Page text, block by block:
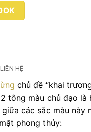
HỆ
chủ đề “khai
tông màu chủ đạo là
các sắc màu này
phong thủy: